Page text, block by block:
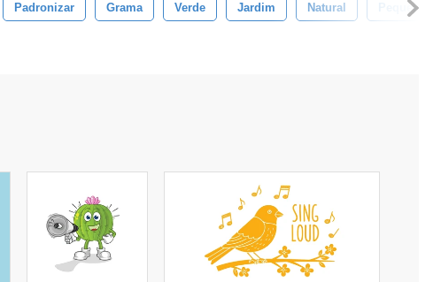
Padronizar Grama Verde Jardim Natural Pequeno